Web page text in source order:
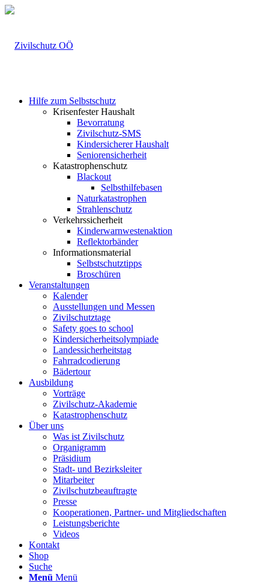
Hilfe zum Selbstschutz
Krisenfester Haushalt
Bevorratung
Zivilschutz-SMS
Kindersicherer Haushalt
Seniorensicherheit
Katastrophenschutz
Blackout
Selbsthilfebasen
Naturkatastrophen
Strahlenschutz
Verkehrssicherheit
Kinderwarnwestenaktion
Reflektorbänder
Informationsmaterial
Selbstschutztipps
Broschüren
Veranstaltungen
Kalender
Ausstellungen und Messen
Zivilschutztage
Safety goes to school
Kindersicherheitsolympiade
Landessicherheitstag
Fahrradcodierung
Bädertour
Ausbildung
Vorträge
Zivilschutz-Akademie
Katastrophenschutz
Über uns
Was ist Zivilschutz
Organigramm
Präsidium
Stadt- und Bezirksleiter
Mitarbeiter
Zivilschutzbeauftragte
Presse
Kooperationen, Partner- und Mitgliedschaften
Leistungsberichte
Videos
Kontakt
Shop
Suche
Menü Menü